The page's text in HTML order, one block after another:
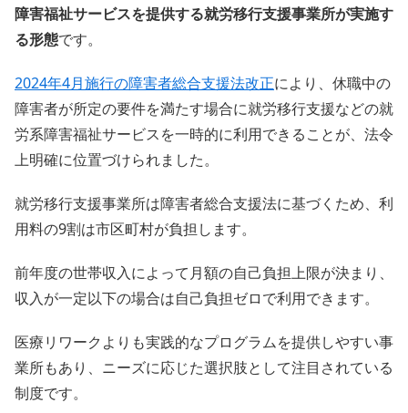
障害福祉サービスを提供する就労移行支援事業所が実施す
る形態です。
2024年4月施行の障害者総合支援法改正により、休職中の
障害者が所定の要件を満たす場合に就労移行支援などの就
労系障害福祉サービスを一時的に利用できることが、法令
上明確に位置づけられました。
就労移行支援事業所は障害者総合支援法に基づくため、利
用料の9割は市区町村が負担します。
前年度の世帯収入によって月額の自己負担上限が決まり、
収入が一定以下の場合は自己負担ゼロで利用できます。
医療リワークよりも実践的なプログラムを提供しやすい事
業所もあり、ニーズに応じた選択肢として注目されている
制度です。